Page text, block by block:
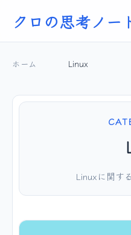
クロの思考ノー
ホーム Linux
Linuxに関す